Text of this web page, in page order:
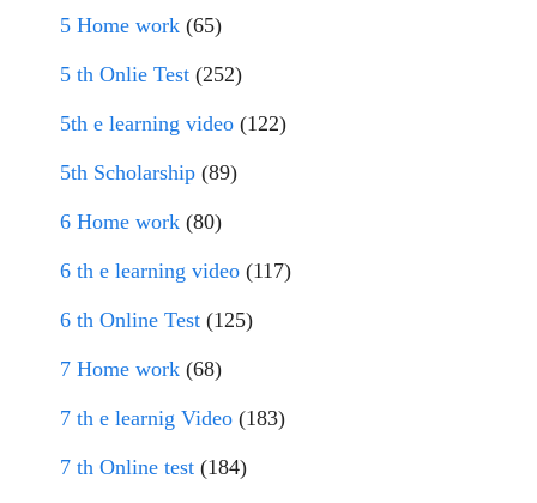
5 Home work (65)
5 th Onlie Test (252)
5th e learning video (122)
5th Scholarship (89)
6 Home work (80)
6 th e learning video (117)
6 th Online Test (125)
7 Home work (68)
7 th e learnig Video (183)
7 th Online test (184)